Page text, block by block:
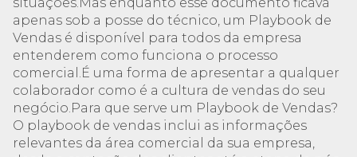
apenas sob a posse do técnico, um Playbook de
Vendas é disponível para todos da empresa
entenderem como funciona o processo
comercial.É uma forma de apresentar a qualquer
colaborador como é a cultura de vendas do seu
negócio.Para que serve um Playbook de Vendas?
O playbook de vendas inclui as informações
relevantes da área comercial da sua empresa,